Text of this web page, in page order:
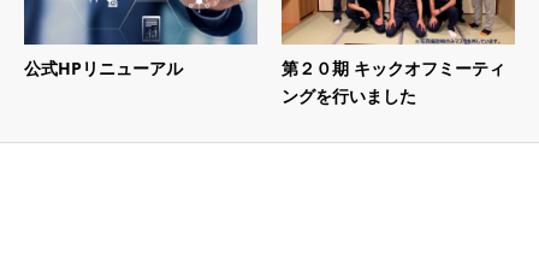
公式HPリニューアル
第２０期 キックオフミーティ
ングを行いました